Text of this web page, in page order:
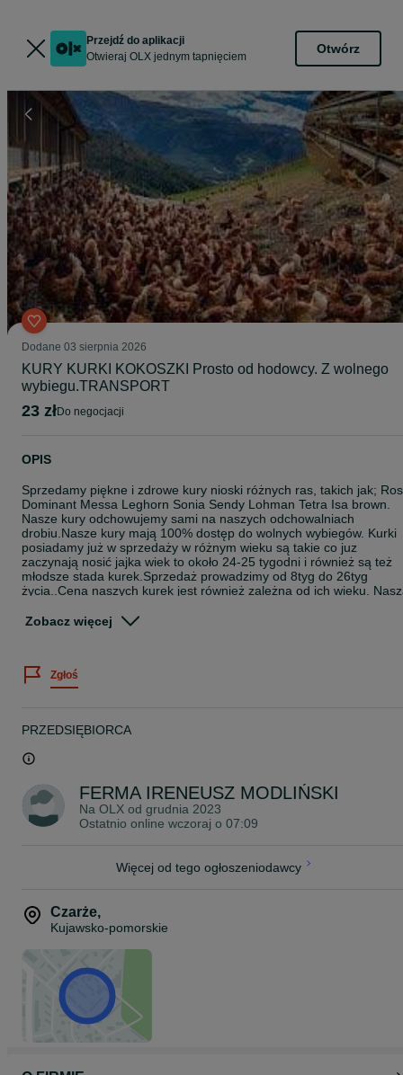
Przejdź do aplikacji
Otwieraj OLX jednym tapnięciem
Otwórz
Dodane 03 sierpnia 2026
KURY KURKI KOKOSZKI Prosto od hodowcy. Z wolnego
wybiegu.TRANSPORT
23 zł do negocjacji
OPIS
Sprzedamy piękne i zdrowe kury nioski różnych ras, takich jak;
Dominant Messa Leghorn Sonia Sendy Lohman Tetra Isa brown.
Nasze kury odchowujemy sami na naszych odchowalniach
drobiu.Nasze kury mają 100% dostęp do wolnych wybiegów. Kurki
posiadamy już w sprzedaży w różnym wieku są takie co juz
zaczynają nosić jajka wiek to około 24-25 tygodni i również są też
młodsze stada kurek.Sprzedaż prowadzimy od 8tyg do 26tyg
życia..Cena naszych kurek jest również zależna od ich wieku.
w pełni pod stałą kontrolą weterynaryjną, posiadamy wszystkie
FERMĘ i pytać o szczegóły. Nasi doradcy fermowi odpowiedzą na
wszystkie państwa pytania związane naszym drobiem.
godzinach( 8 do 16 ). Dziękujemy i zapraszamy do
Zobacz więcej
Zgłoś
PRZEDSIĘBIORCA
FERMA IRENEUSZ MODLIŃSKI
Na OLX od grudnia 2023
Ostatnio online wczoraj o 07:09
Więcej od tego ogłoszeniodawcy
Czarże,
Kujawsko-pomorskie